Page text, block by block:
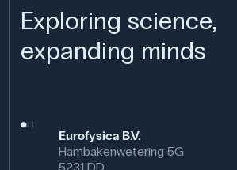
worden gebruikt als inleiding tot
probleemoplossing in
programma's.
Exploring science,
expanding minds
Eurofysica B.V.
Hambakenwetering 5G